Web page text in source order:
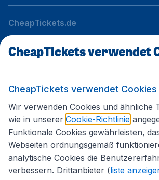
CheapTickets.de
Internationale Webseiten
Folgen Sie uns:
CheapTickets verwendet
CheapTickets verwendet Cookies
Wir verwenden Cookies und ähnliche
wie in unserer Cookie-Richtlinie
Funktionale Cookies gewährleisten,
Webseiten ordnungsgemäß
analytische Cookies die
verbessern. Drittanbieter (liste